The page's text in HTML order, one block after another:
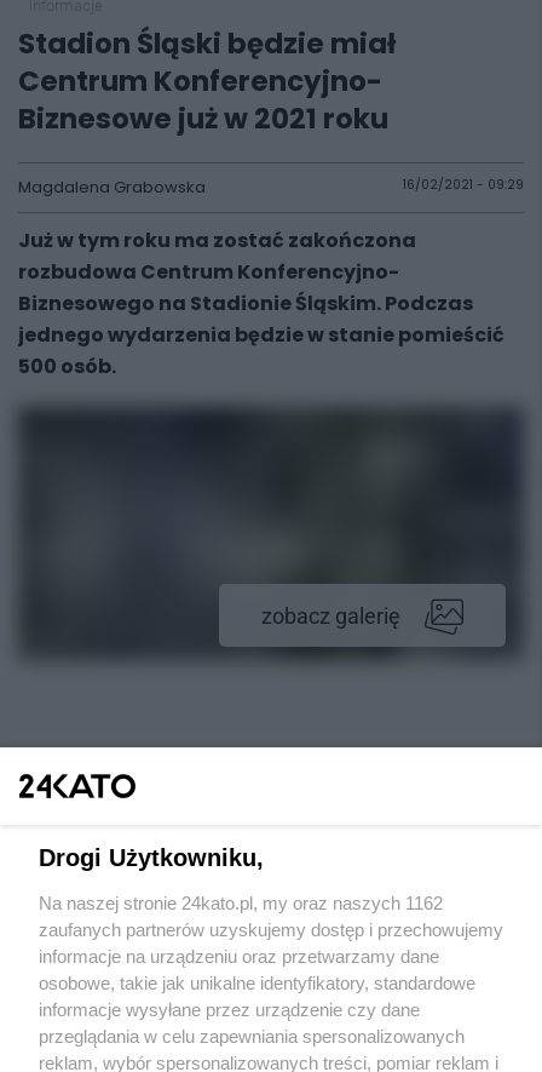
Stadion Śląski będzie miał
Centrum Konferencyjno-
Biznesowe już w 2021 roku
Magdalena Grabowska 16/02/2021 - 09:29
Już w tym roku ma zostać zakończona
rozbudowa Centrum Konferencyjno-
Biznesowego na Stadionie Śląskim. Podczas
jednego wydarzenia będzie w stanie pomieścić
500 osób.
zobacz galerię
Wydawca mediów lokalnych
Drogi Użytkowniku,
Na naszej stronie 24kato.pl, my oraz naszych 1162
zaufanych partnerów uzyskujemy dostęp i przechowujemy
informacje na urządzeniu oraz przetwarzamy dane
osobowe, takie jak unikalne identyfikatory, standardowe
informacje wysyłane przez urządzenie czy dane
przeglądania w celu zapewniania spersonalizowanych
reklam, wybór spersonalizowanych treści, pomiar reklam i